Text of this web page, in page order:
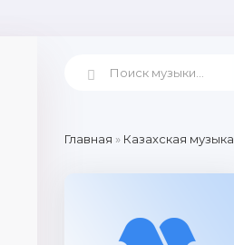
Главная » Казахская музыка